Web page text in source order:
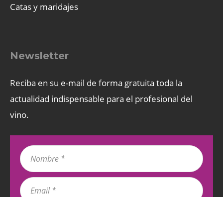
Catas y maridajes
Newsletter
Reciba en su e-mail de forma gratuita toda la
actualidad indispensable para el profesional del
vino.